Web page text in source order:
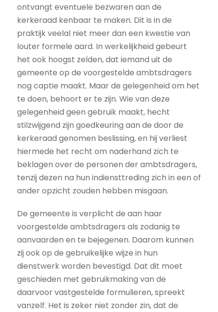
ontvangt eventuele bezwaren aan de
kerkeraad kenbaar te maken. Dit is in de
praktijk veelal niet meer dan een kwestie van
louter formele aard. In werkelijkheid gebeurt
het ook hoogst zelden, dat iemand uit de
gemeente op de voorgestelde ambtsdragers
nog captie maakt. Maar de gelegenheid om het
te doen, behoort er te zijn. Wie van deze
gelegenheid geen gebruik maakt, hecht
stilzwijgend zijn goedkeuring aan de door de
kerkeraad genomen beslissing, en hij verliest
hiermede het recht om naderhand zich te
beklagen over de personen der ambtsdragers,
tenzij dezen na hun indiensttreding zich in een of
ander opzicht zouden hebben misgaan.
De gemeente is verplicht de aan haar
voorgestelde ambtsdragers als zodanig te
aanvaarden en te bejegenen. Daarom kunnen
zij ook op de gebruikelijke wijze in hun
dienstwerk worden bevestigd. Dat dit moet
geschieden met gebruikmaking van de
daarvoor vastgestelde formulieren, spreekt
vanzelf. Het is zeker niet zonder zin, dat de